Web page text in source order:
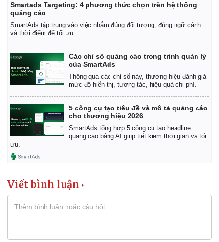
Smartads Targeting: 4 phương thức chọn trên hệ thống
quảng cáo
SmartAds tập trung vào việc nhắm đúng đối tượng, đúng ngữ cảnh
và thời điểm để tối ưu.
Các chỉ số quảng cáo trong trình quản lý
của SmartAds
Thông qua các chỉ số này, thương hiệu đánh giá
mức độ hiển thị, tương tác, hiệu quả chi phí.
5 công cụ tạo tiêu đề và mô tả quảng cáo
cho thương hiệu 2026
SmartAds tổng hợp 5 công cụ tạo headline
quảng cáo bằng AI giúp tiết kiệm thời gian và tối
ưu.
Viết bình luận